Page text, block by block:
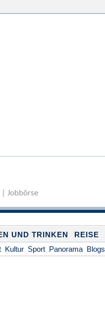
| Jobbörse
UND TRINKEN REISE
Kultur Sport Panorama Blogs